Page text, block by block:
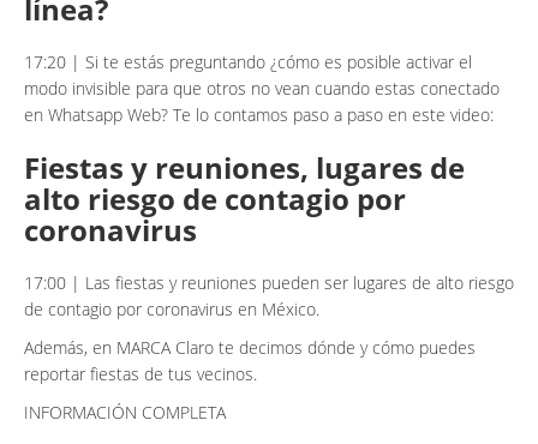
línea?
17:20 | Si te estás preguntando ¿cómo es posible activar el
modo invisible para que otros no vean cuando estas conectado
en Whatsapp Web? Te lo contamos paso a paso en este video:
Fiestas y reuniones, lugares de
alto riesgo de contagio por
coronavirus
17:00 | Las fiestas y reuniones pueden ser lugares de alto riesgo
de contagio por coronavirus en México.
Además, en MARCA Claro te decimos dónde y cómo puedes
reportar fiestas de tus vecinos.
INFORMACIÓN COMPLETA